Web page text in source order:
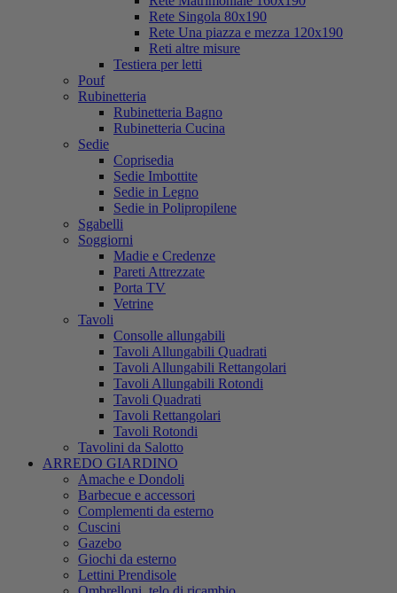
Rete Singola 80x190
Rete Una piazza e mezza 120x190
Reti altre misure
Testiera per letti
Pouf
Rubinetteria
Rubinetteria Bagno
Rubinetteria Cucina
Sedie
Coprisedia
Sedie Imbottite
Sedie in Legno
Sedie in Polipropilene
Sgabelli
Soggiorni
Madie e Credenze
Pareti Attrezzate
Porta TV
Vetrine
Tavoli
Consolle allungabili
Tavoli Allungabili Quadrati
Tavoli Allungabili Rettangolari
Tavoli Allungabili Rotondi
Tavoli Quadrati
Tavoli Rettangolari
Tavoli Rotondi
Tavolini da Salotto
ARREDO GIARDINO
Amache e Dondoli
Barbecue e accessori
Complementi da esterno
Cuscini
Gazebo
Giochi da esterno
Lettini Prendisole